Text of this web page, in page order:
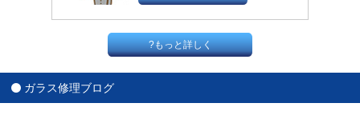
?もっと詳しく
ガラス修理ブログ